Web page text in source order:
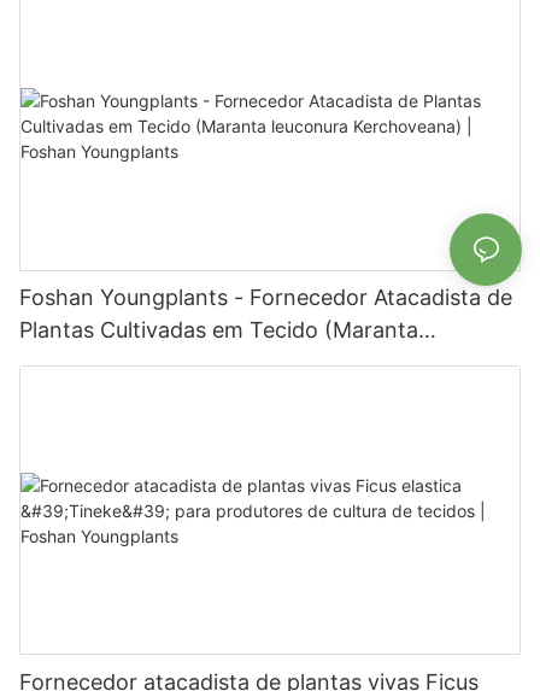
Foshan Youngplants - Fornecedor Atacadista de
Plantas Cultivadas em Tecido (Maranta
leuconura Kerchoveana) | Foshan Youngplants
Fornecedor atacadista de plantas vivas Ficus